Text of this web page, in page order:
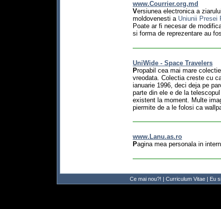
www.Courrier.org.md
Versiunea electronica a
moldovenesti a Uniunii Presei
Poate ar fi necesar de
si forma de reprezentare au
UniWide - Space Travelers
Propabil cea mai mare
vreodata. Colectia creste cu
ianuarie 1996, deci deja pe
parte din ele e de la
existent la moment. Multe
piermite de a le folosi ca
www.Lanu.as.ro
Pagina mea personala in
Ce mai nou?! | Curriculum Vitae | Eu